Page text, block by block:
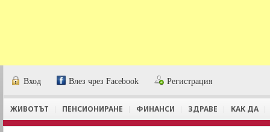
Вход Влез чрез Facebook Регистрация
ЖИВОТЪТ ПЕНСИОНИРАНЕ ФИНАНСИ ЗДРАВЕ КАК ДА